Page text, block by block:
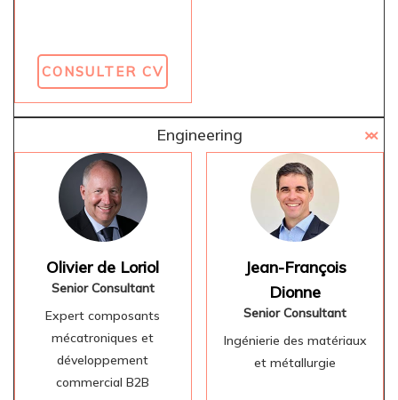
CONSULTER CV
Engineering
Olivier de Loriol
Senior Consultant
Expert composants
mécatroniques et
développement
commercial B2B
Jean-François
Dionne
Senior Consultant
Ingénierie des matériaux
et métallurgie